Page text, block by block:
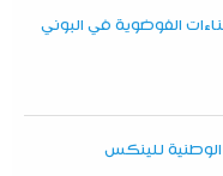
الفوضوية في البوني
الوطنية للينكس